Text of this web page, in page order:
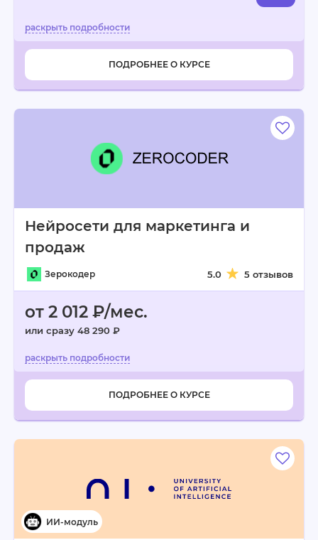
ПОДРОБНЕЕ О КУРСЕ
Нейросети для маркетинга и
продаж
Зерокодер 5.0 5 отзывов
от 2 012 ₽/мес.
или сразу 48 290 ₽
ПОДРОБНЕЕ О КУРСЕ